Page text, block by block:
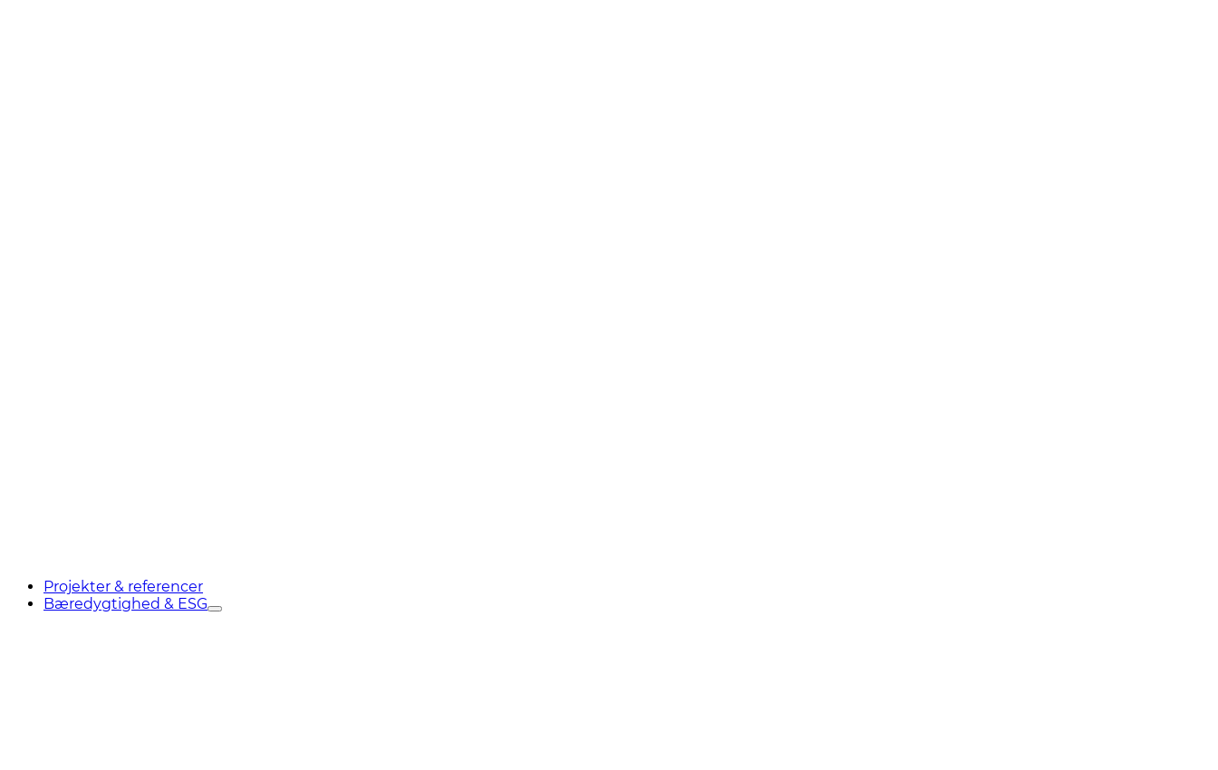
Projekter & referencer
Bæredygtighed & ESG